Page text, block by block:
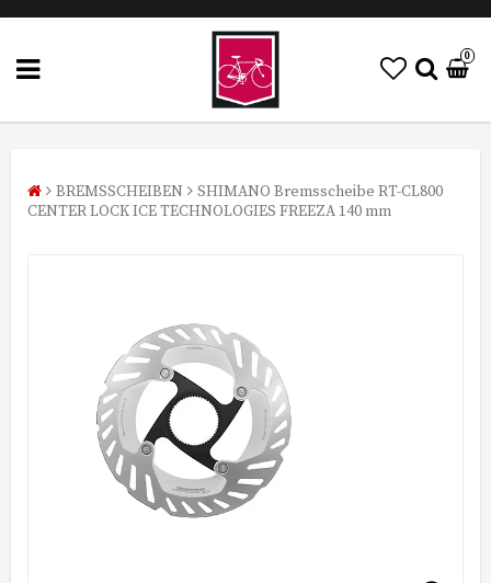
0
BREMSSCHEIBEN
SHIMANO Bremsscheibe RT-CL800
CENTER LOCK ICE TECHNOLOGIES FREEZA 140 mm